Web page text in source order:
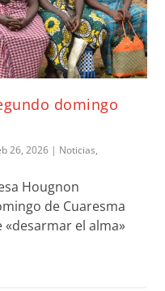
domingo
26, 2026 | Noticias,
Hougnon
de Cuaresma
el alma»